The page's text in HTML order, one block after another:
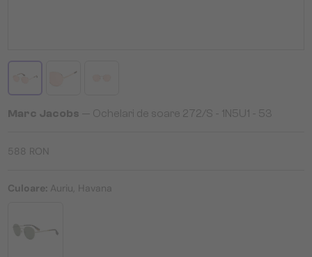
Marc Jacobs — Ochelari de soare 272/S - 1N5U1 - 53
588 RON
Culoare: Auriu, Havana